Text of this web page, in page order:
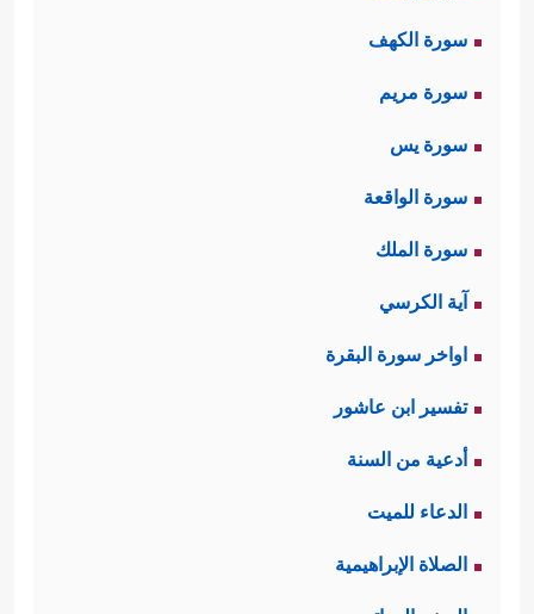
سورة الكهف
سورة مريم
سورة يس
سورة الواقعة
سورة الملك
آية الكرسي
اواخر سورة البقرة
تفسير ابن عاشور
أدعية من السنة
الدعاء للميت
الصلاة الإبراهيمية